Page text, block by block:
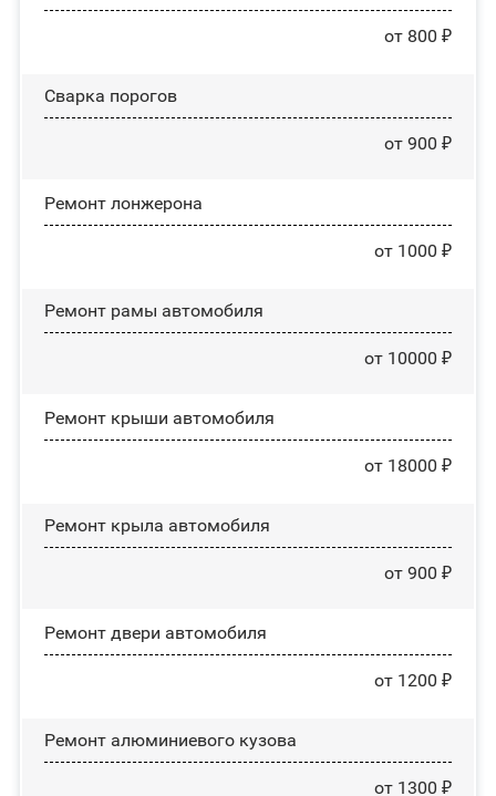
от 800 ₽
Сварка порогов
от 900 ₽
Ремонт лонжерона
от 1000 ₽
Ремонт рамы автомобиля
от 10000 ₽
Ремонт крыши автомобиля
от 18000 ₽
Ремонт крыла автомобиля
от 900 ₽
Ремонт двери автомобиля
от 1200 ₽
Ремонт алюминиевого кузова
от 1300 ₽